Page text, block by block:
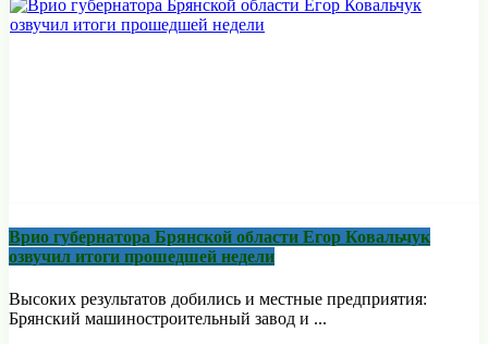
Врио губернатора Брянской области Егор Ковальчук
озвучил итоги прошедшей недели
Высоких результатов добились и местные предприятия:
Брянский машиностроительный завод и ...